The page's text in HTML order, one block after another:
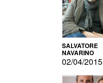
SALVATORE
NAVARINO
02/04/2015